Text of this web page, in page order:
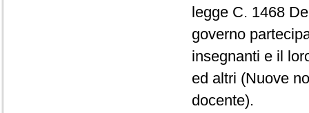
legge C. 1468
governo
insegnanti e il
ed altri (Nuove
docente).